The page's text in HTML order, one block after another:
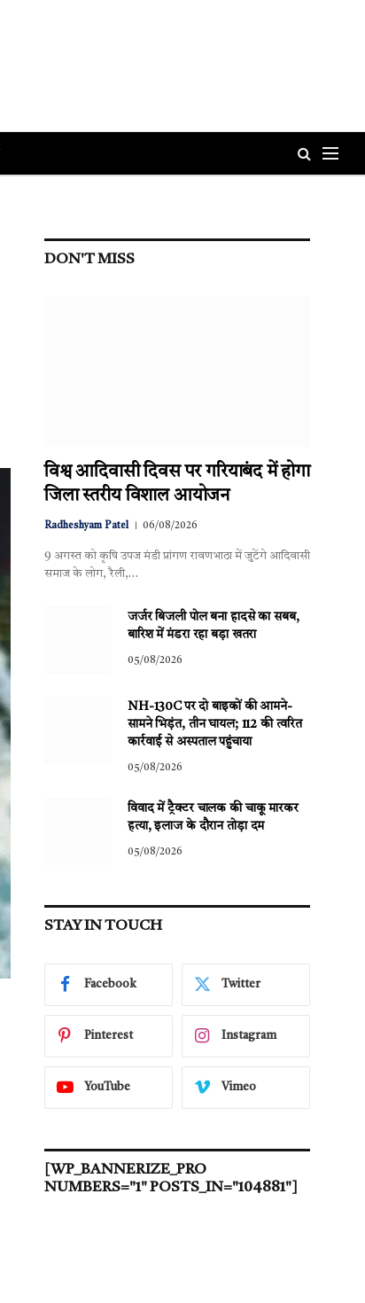
DON'T MISS
विश्व आदिवासी दिवस पर गरियाबंद में होगा
जिला स्तरीय विशाल आयोजन
Radheshyam Patel 06/08/2026
9 अगस्त को कृषि उपज मंडी प्रांगण रावणभाठा में जुटेंगे आदिवासी
समाज के लोग, रैली,…
जर्जर बिजली पोल बना हादसे का सबब,
बारिश में मंडरा रहा बड़ा खतरा
05/08/2026
NH-130C पर दो बाइकों की आमने-
सामने भिड़ंत, तीन घायल; 112 की त्वरित
कार्रवाई से अस्पताल पहुंचाया
05/08/2026
विवाद में ट्रैक्टर चालक की चाकू मारकर
हत्या, इलाज के दौरान तोड़ा दम
05/08/2026
STAY IN TOUCH
Facebook Twitter
Pinterest Instagram
YouTube Vimeo
[WP_BANNERIZE_PRO
NUMBERS="1" POSTS_IN="104881"]